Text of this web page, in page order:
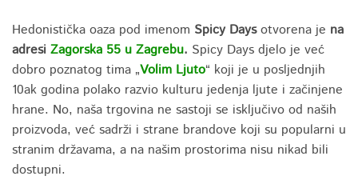
Hedonistička oaza pod imenom Spicy Daysotvorena je na
adresi Zagorska 55 u Zagrebu. Spicy Days djelo je već
dobro poznatog tima „Volim Ljuto“ koji je u posljednjih
10ak godina polako razvio kulturu jedenja ljute i začinjene
hrane. No, naša trgovina ne sastoji se isključivo od naših
proizvoda, već sadrži i strane brandove koji su popularni u
stranim državama, a na našim prostorima nisu nikad bili
dostupni.